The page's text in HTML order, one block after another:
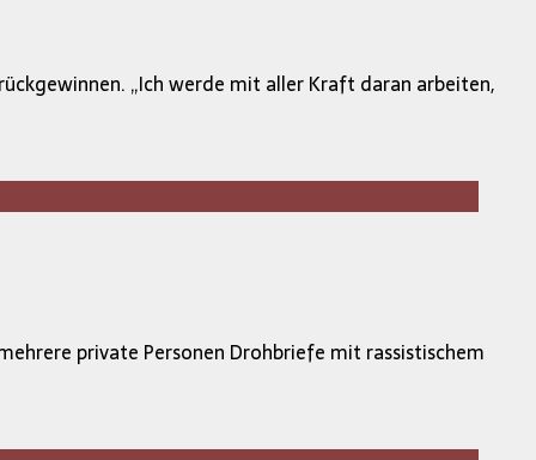
„Ich werde mit aller Kraft daran arbeiten,
private Personen Drohbriefe mit rassistischem